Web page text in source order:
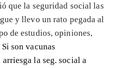
que la seguridad social las
y llevo un rato pegada al
de estudios, opiniones,
Si son vacunas
la seg. social a